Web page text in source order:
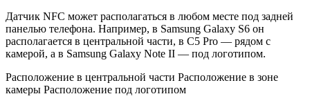
Датчик NFC может располагаться в любом месте под задней
панелью телефона. Например, в Samsung Galaxy S6 он
располагается в центральной части, в C5 Pro — рядом с
камерой, а в Samsung Galaxy Note II — под логотипом.
Расположение в центральной части Расположение в зоне
камеры Расположение под логотипом